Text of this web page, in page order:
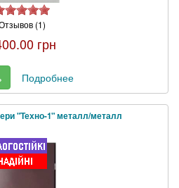
(1)
грн
Подробнее
"Техно-1" металл/металл